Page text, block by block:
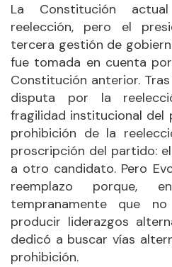
La Constitución
reelección, pero el
tercera gestión de
fue tomada en cuenta
Constitución anterior.
disputa por la
fragilidad institucional del
prohibición de la
proscripción del partido:
a otro candidato. Pero
reemplazo porque,
tempranamente que
producir liderazgos
dedicó a buscar vías
prohibición.